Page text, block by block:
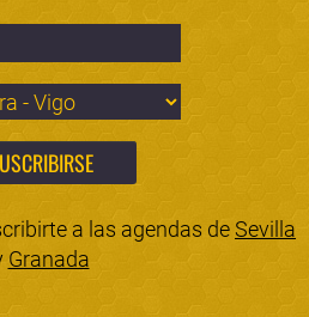
a las agendas deSevilla
Granada